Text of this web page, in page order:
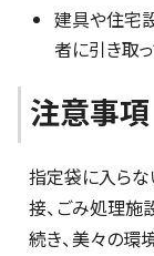
建具や住宅
者に引き取っ
注意事項
指定袋に入らな
接、ごみ処理施
続き、美々の環